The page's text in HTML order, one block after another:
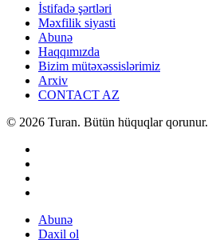
İstifadə şərtləri
Məxfilik siyasti
Abunə
Haqqımızda
Bizim mütəxəssislərimiz
Arxiv
CONTACT AZ
© 2026 Turan. Bütün hüquqlar qorunur.
Abunə
Daxil ol